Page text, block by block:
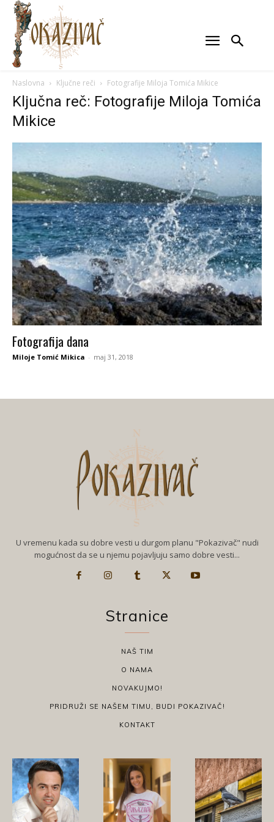
Naslovna Ključne reči Fotografije Miloja Tomića Mikice
Ključna reč: Fotografije Miloja Tomića
Mikice
Fotografija dana
Miloje Tomić Mikica - maj 31, 2018
U vremenu kada su dobre vesti u durgom planu "Pokazivač" nudi
mogućnost da se u njemu pojavljuju samo dobre vesti...
Stranice
NAŠ TIM
O NAMA
NOVAKUJMO!
PRIDRUŽI SE NAŠEM TIMU, BUDI POKAZIVAČ!
KONTAKT